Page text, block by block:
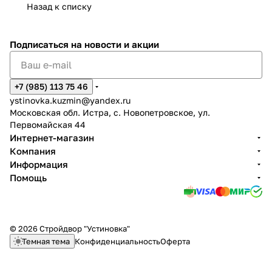
Назад к списку
Подписаться на новости и акции
+7 (985) 113 75 46
ystinovka.kuzmin@yandex.ru
Московская обл. Истра, с. Новопетровское, ул.
Первомайская 44
Интернет-магазин
Компания
Информация
Помощь
© 2026 Стройдвор "Устиновка"
Темная тема КонфиденциальностьОферта